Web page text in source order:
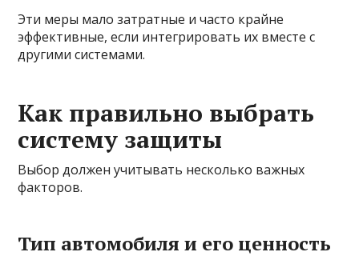
Эти меры мало затратные и часто крайне
эффективные, если интегрировать их вместе с
другими системами.
Как правильно выбрать
систему защиты
Выбор должен учитывать несколько важных
факторов.
Тип автомобиля и его ценность